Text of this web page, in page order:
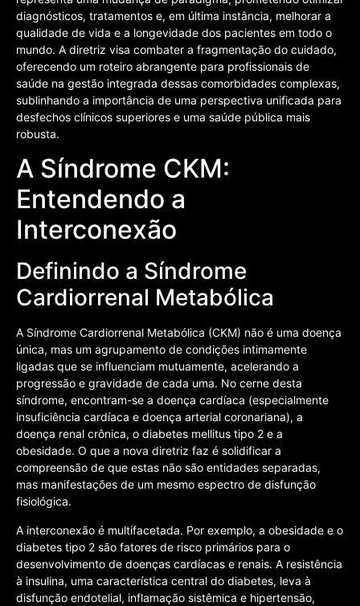
diagnósticos, tratamentos e, em última instância, melhorar a
qualidade de vida e a longevidade dos pacientes em todo o
mundo. A diretriz visa combater a fragmentação do cuidado,
oferecendo um roteiro abrangente para profissionais de
saúde na gestão integrada dessas comorbidades complexas,
sublinhando a importância de uma perspectiva unificada para
desfechos clínicos superiores e uma saúde pública mais
robusta.
A Síndrome CKM:
Entendendo a
Interconexão
Definindo a Síndrome
Cardiorrenal Metabólica
A Síndrome Cardiorrenal Metabólica (CKM) não é uma doença
única, mas um agrupamento de condições intimamente
ligadas que se influenciam mutuamente, acelerando a
progressão e gravidade de cada uma. No cerne desta
síndrome, encontram-se a doença cardíaca (especialmente
insuficiência cardíaca e doença arterial coronariana), a
doença renal crônica, o diabetes mellitus tipo 2 e a
obesidade. O que a nova diretriz faz é solidificar a
compreensão de que estas não são entidades separadas,
mas manifestações de um mesmo espectro de disfunção
fisiológica.
A interconexão é multifacetada. Por exemplo, a obesidade e o
diabetes tipo 2 são fatores de risco primários para o
desenvolvimento de doenças cardíacas e renais. A resistência
à insulina, uma característica central do diabetes, leva à
disfunção endotelial, inflamação sistêmica e hipertensão,